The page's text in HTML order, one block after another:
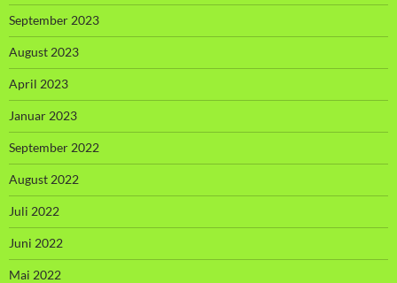
September 2023
August 2023
April 2023
Januar 2023
September 2022
August 2022
Juli 2022
Juni 2022
Mai 2022